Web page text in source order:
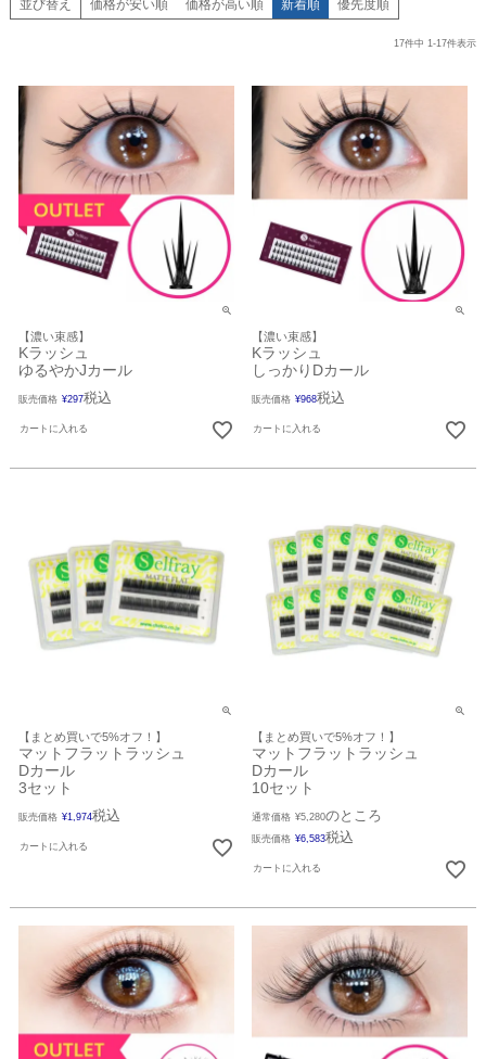
並び替え 価格が安い順 価格が高い順 新着順 優先度順
17件中 1-17件表示
【濃い束感】
Kラッシュ
ゆるやかJカール
販売価格 ¥297税込
カートに入れる
【濃い束感】
Kラッシュ
しっかりDカール
販売価格 ¥968税込
カートに入れる
【まとめ買いで5%オフ！】
マットフラットラッシュ
Dカール
3セット
販売価格 ¥1,974税込
カートに入れる
【まとめ買いで5%オフ！】
マットフラットラッシュ
Dカール
10セット
通常価格 ¥5,280のところ
販売価格 ¥6,583税込
カートに入れる